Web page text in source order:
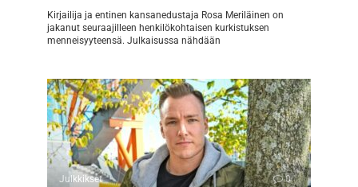
Kirjailija ja entinen kansanedustaja Rosa Meriläinen on
jakanut seuraajilleen henkilökohtaisen kurkistuksen
menneisyyteensä. Julkaisussa nähdään
Julkkikset 0